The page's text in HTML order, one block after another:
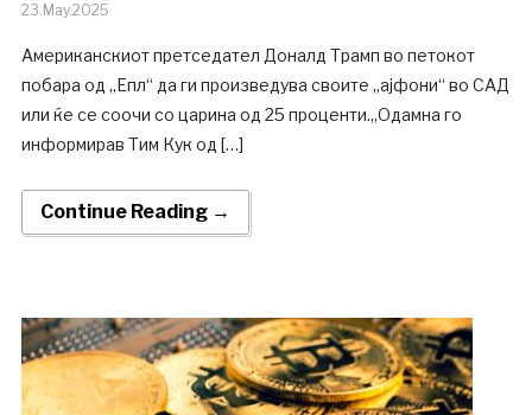
23.May.2025
Американскиот претседател Доналд Трамп во петокот
побара од „Епл“ да ги произведува своите „ајфони“ во САД
или ќе се соочи со царина од 25 проценти.„Одамна го
информирав Тим Кук од […]
Continue Reading →